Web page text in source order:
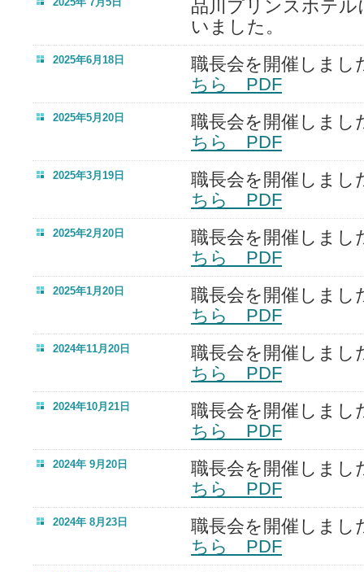
品川プリンスホテル
いました。
2025年6月18日
職長会を開催しまし
ちら PDF
2025年5月20日
職長会を開催しまし
ちら PDF
2025年3月19日
職長会を開催しまし
ちら PDF
2025年2月20日
職長会を開催しまし
ちら PDF
2025年1月20日
職長会を開催しまし
ちら PDF
2024年11月20日
職長会を開催しまし
ちら PDF
2024年10月21日
職長会を開催しまし
ちら PDF
2024年 9月20日
職長会を開催しまし
ちら PDF
2024年 8月23日
職長会を開催しまし
ちら PDF